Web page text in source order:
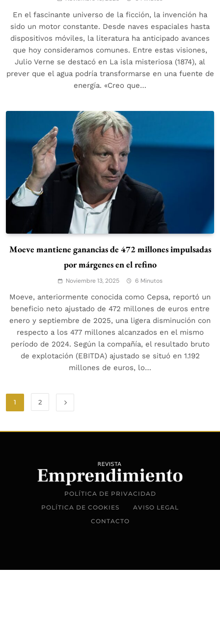
En el fascinante universo de la ficción, la invención ha
sido un motor constante. Desde naves espaciales hasta
dispositivos móviles, la literatura ha anticipado avances
que hoy consideramos comunes. Entre estas visiones,
Julio Verne se destacó en La isla misteriosa (1874), al
prever que el agua podría transformarse en una fuente de
energía. «Creo que…
Moeve mantiene ganancias de 472 millones impulsadas
por márgenes en el refino
Noviembre 13, 2025 6 Minutos
Moeve, anteriormente conocida como Cepsa, reportó un
beneficio neto ajustado de 472 millones de euros entre
enero y septiembre de 2025, una ligera disminución con
respecto a los 477 millones alcanzados en el mismo
período de 2024. Según la compañía, el resultado bruto
de explotación (EBITDA) ajustado se situó en 1.192
millones de euros, lo…
1 2
POLÍTICA DE PRIVACIDAD
POLÍTICA DE COOKIES
AVISO LEGAL
CONTACTO